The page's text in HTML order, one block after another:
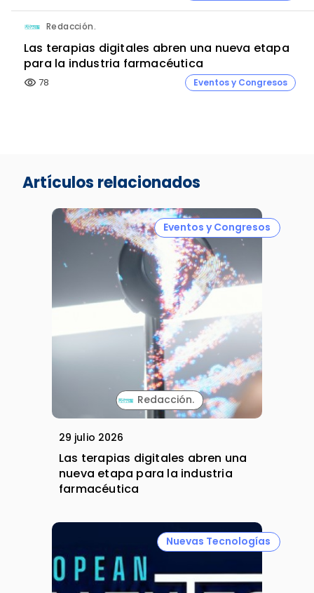
Redacción.
Las terapias digitales abren una nueva etapa
para la industria farmacéutica
visibility 78 Eventos y Congresos
Artículos relacionados
Eventos y Congresos
Redacción.
29 julio 2026
Las terapias digitales abren una
nueva etapa para la industria
farmacéutica
Nuevas Tecnologías